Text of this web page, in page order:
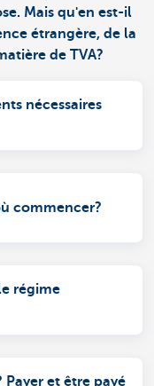
Mais qu'en est-il
étrangère, de la
de TVA?
nécessaires
commencer?
régime
Payer et être payé